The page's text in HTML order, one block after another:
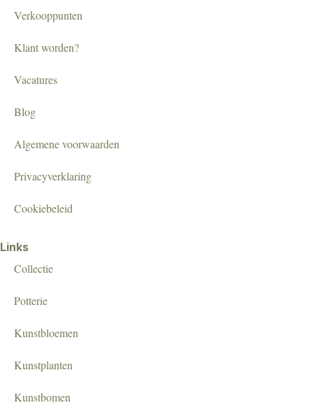
Verkooppunten
Klant worden?
Vacatures
Blog
Algemene voorwaarden
Privacyverklaring
Cookiebeleid
Links
Collectie
Potterie
Kunstbloemen
Kunstplanten
Kunstbomen